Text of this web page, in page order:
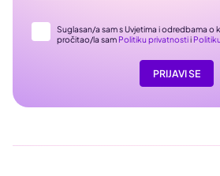
Suglasan/a sam s Uvjetima i odredbama o
pročitao/la sam Politiku privatnostii
PRIJAVI SE